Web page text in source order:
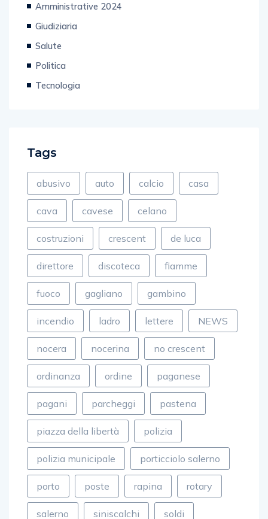
Giudiziaria
Salute
Politica
Tecnologia
abusivo auto calcio casa
cava cavese celano
costruzioni crescent de luca
direttore discoteca fiamme
fuoco gagliano gambino
incendio ladro lettere NEWS
nocera nocerina no crescent
ordinanza ordine paganese
pagani parcheggi pastena
piazza della libertà polizia
polizia municipale porticciolo salerno
porto poste rapina rotary
salerno siniscalchi soldi